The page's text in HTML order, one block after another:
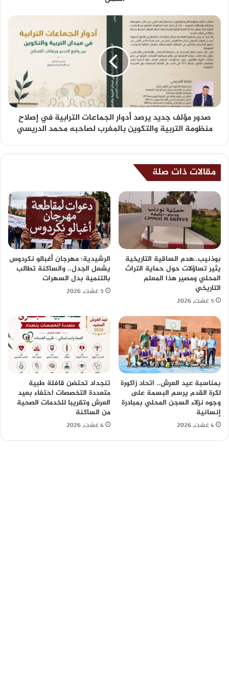
صدور مؤلف جديد يرصد أدوار الجماعات الترابية في إصلاح
منظومة التربية والتكوين بالمغرب لصاحبه محمد الدريسي
مقالات ذات صلة
بوذنيب..هدم الساقية التاريخية
يثير تساؤلات حول حماية التراث
المحلي ومصير هذا المعلم
التاريخي
5 غشت، 2026
الرشيدية: مهرجان أغبالو نكردوس
يشعل الجدل.. والساكنة تطالب
بالتنمية بدل السهرات
5 غشت، 2026
بمناسبة عيد العرش.. اتحاد زاكورة
لكرة القدم يرسم البسمة على
وجوه نزلاء السجن المحلي بمبادرة
إنسانية
4 غشت، 2026
تنجداد تحتضن قافلة طبية
متعددة التخصصات احتفاء بعيد
العرش وتقريبا للخدمات الصحية
من الساكنة
4 غشت، 2026